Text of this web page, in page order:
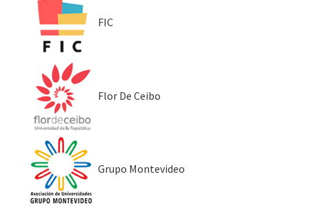
FIC
Flor De Ceibo
Grupo Montevideo